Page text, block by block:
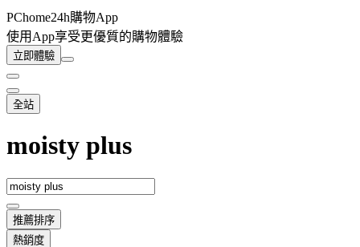
PChome24h購物App
使用App享受更優質的購物體驗
立即體驗
全站
moisty plus
推薦排序
熱銷度